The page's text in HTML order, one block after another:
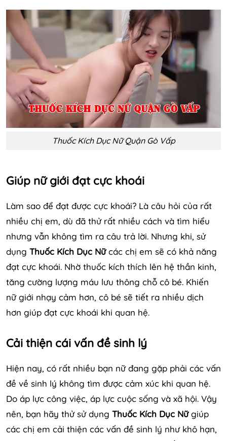
Thuốc Kích Dục Nữ Quận Gò Vấp
Giúp nữ giới đạt cực khoái
Làm sao để đạt được cực khoái? Là câu hỏi của rất
nhiều chị em, dù đã thử rất nhiều cách và tìm hiểu
nhưng vẫn không tìm ra câu trả lời. Nhưng khi, sử
dụng Thuốc Kích Dục Nữcác chị em sẽ có khả năng
đạt cực khoái. Nhờ thuốc kích thích lên hệ thần kinh,
tăng cường lượng máu lưu thông chỗ cô bé. Khiến
nữ giới nhạy cảm hơn, cô bé sẽ tiết ra nhiều dịch
hơn giúp đạt cực khoái khi quan hệ.
Cải thiện cái vấn đề sinh lý
Hiện nay, có rất nhiều bạn nữ đang gặp phải các vấn
đề về sinh lý không tìm được cảm xúc khi quan hệ.
Do áp lực công việc, áp lực cuộc sống và xã hội. Vậy
nên, bạn hãy thử sử dụng Thuốc Kích Dục Nữgiúp
các chị em cải thiện các vấn đề sinh lý như khô hạn,